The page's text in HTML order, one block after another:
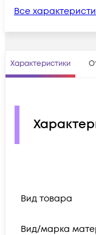
Все
Характеристики
Вид товара
Вид/марка